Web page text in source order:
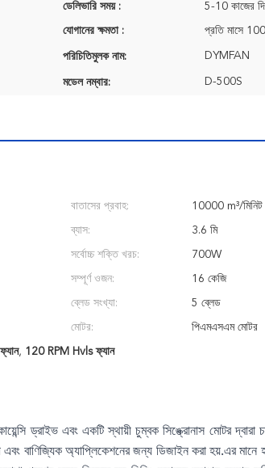
ডেলিভারি সময় : 5-10 কাজের
যোগানের ক্ষমতা : প্রতি মাসে
পরিচিতিমুলক নাম: DYMFAN
মডেল নম্বার: D-500S
বাতাসের প্রবাহ: 10000 m³/মিনিট
ব্যাস: 3.6 মি
সর্বোচ্চ শক্তি খরচ: 700W
সম্পূর্ণ ওজন: 16 কেজি
ব্লেড সংখ্যা: 5 ব্লেড
মোটর: পিএমএসএম মোটর
, 120 RPM Hvls ফ্যান
ড্রাইভ এবং একটি স্থায়ী চুম্বক সিঙ্ক্রোনাস মোটর দ্বারা
এবং বাণিজ্যিক অ্যাপ্লিকেশনের জন্য ডিজাইন করা হয়.এর